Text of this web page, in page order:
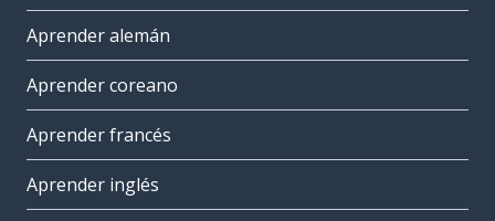
Aprender alemán
Aprender coreano
Aprender francés
Aprender inglés